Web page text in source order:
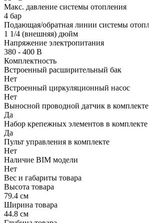
Макс. давление системы отопления
4 бар
Подающая/обратная линии системы
1 1/4 (внешняя) дюйм
Напряжение электропитания
380 - 400 В
Комплектность
Встроенный расширительный бак
Нет
Встроенный циркуляционный насос
Нет
Выносной проводной датчик в комплекте
Да
Набор крепежных элементов в комплекте
Да
Пульт управления в комплекте
Нет
Наличие BIM модели
Нет
Вес и габариты товара
Высота товара
79.4 см
Ширина товара
44.8 см